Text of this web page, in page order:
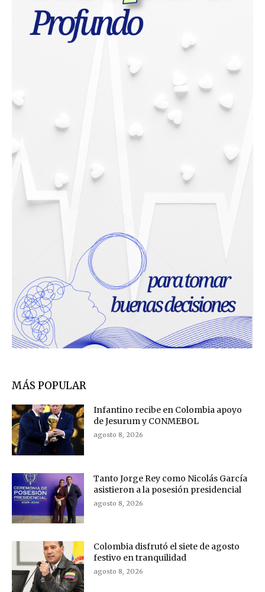
MÁS POPULAR
Infantino recibe en Colombia apoyo
de Jesurum y CONMEBOL
agosto 8, 2026
Tanto Jorge Rey como Nicolás García
asistieron a la posesión presidencial
agosto 8, 2026
Colombia disfrutó el siete de agosto
festivo en tranquilidad
agosto 8, 2026